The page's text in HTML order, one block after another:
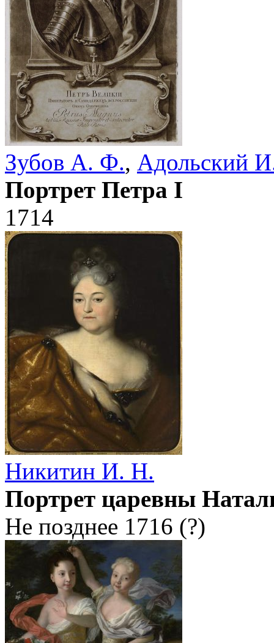
Зубов А. Ф., Адольский
Портрет Петра I
1714
Никитин И. Н.
Портрет царевны
Не позднее 1716 (?)